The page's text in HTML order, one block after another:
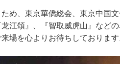
め、東京華僑総会、東京中国
江頌』、『智取威虎山』など
場を心よりお待ちしておりま